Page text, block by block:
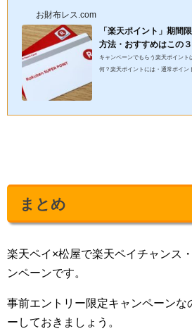
お財布レス.com
「楽天ポイント」期間
方法・おすすめはこの
キャンペーンでもらう楽天ポイン
何？楽天ポイントには・通常ポイン
まとめ
楽天ペイ×松屋で楽天ペイチャンス
ンペーンです。
事前エントリー限定キャンペーンな
ーしておきましょう。